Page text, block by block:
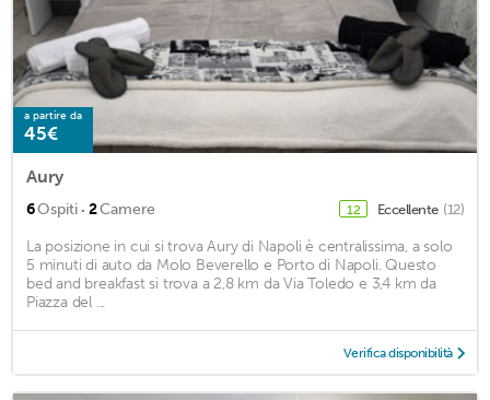
a partire da
45€
Aury
6Ospiti · 2Camere 12 Eccellente (12)
La posizione in cui si trova Aury di Napoli è centralissima, a solo
5 minuti di auto da Molo Beverello e Porto di Napoli. Questo
bed and breakfast si trova a 2,8 km da Via Toledo e 3,4 km da
Piazza del ...
Verifica disponibilità